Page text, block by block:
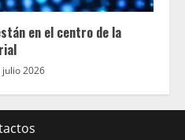
en el centro de la
julio 2026